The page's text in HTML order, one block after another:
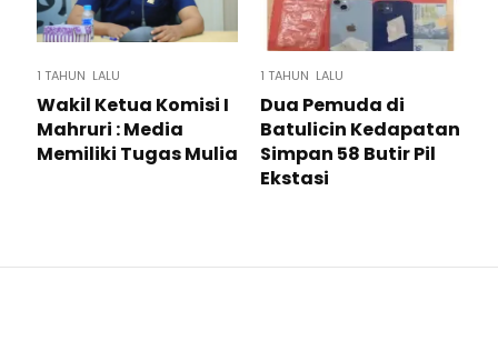
1 TAHUN LALU
Wakil Ketua Komisi I
Mahruri : Media
Memiliki Tugas Mulia
1 TAHUN LALU
Dua Pemuda di
Batulicin Kedapatan
Simpan 58 Butir Pil
Ekstasi